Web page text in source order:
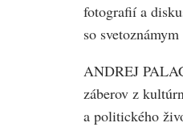
fotografií a
so
ANDREJ
záberov z
a politického